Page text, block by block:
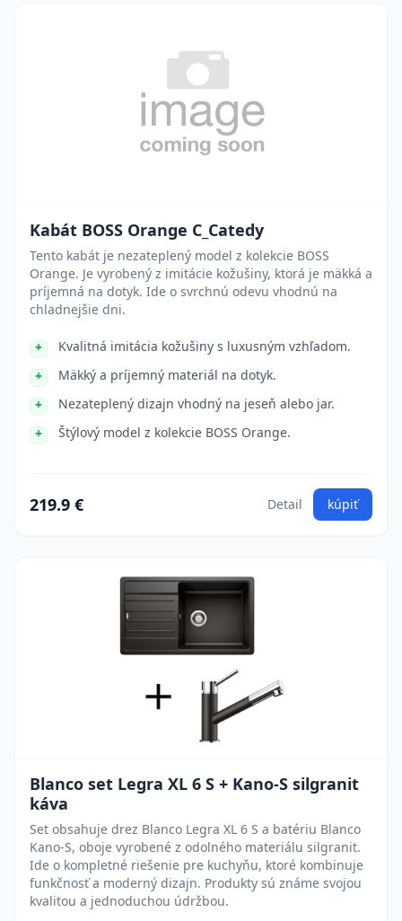
Kabát BOSS Orange C_Catedy
Tento kabát je nezateplený model z kolekcie BOSS
Orange. Je vyrobený z imitácie kožušiny, ktorá je mäkká a
príjemná na dotyk. Ide o svrchnú odevu vhodnú na
chladnejšie dni.
Kvalitná imitácia kožušiny s luxusným vzhľadom.
Mäkký a príjemný materiál na dotyk.
Nezateplený dizajn vhodný na jeseň alebo jar.
Štýlový model z kolekcie BOSS Orange.
219.9 € Detail kúpiť
Blanco set Legra XL 6 S + Kano-S silgranit
káva
Set obsahuje drez Blanco Legra XL 6 S a batériu Blanco
Kano-S, oboje vyrobené z odolného materiálu silgranit.
Ide o kompletné riešenie pre kuchyňu, ktoré kombinuje
funkčnosť a moderný dizajn. Produkty sú známe svojou
kvalitou a jednoduchou údržbou.